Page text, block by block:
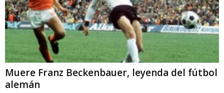
Muere Franz Beckenbauer, leyenda del fútbol
alemán